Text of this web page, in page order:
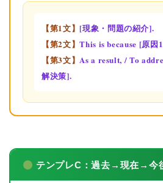
【第1文】[現象・問題の紹介].
【第2文】This is because [原因
【第3文】As a result, / To
解決策].
テンプレC：過去→現在→今